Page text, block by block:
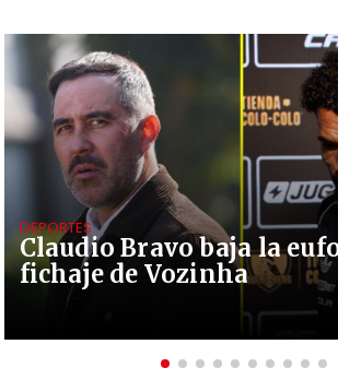
Claudio Bravo baja la
fichaje de Vozinha
DEPORTES